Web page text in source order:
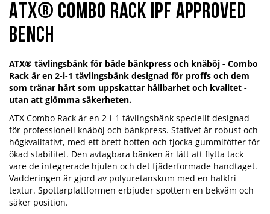
ATX® Combo Rack IPF Approved
Bench
ATX® tävlingsbänk för både bänkpress och knäböj - Combo
Rack är en 2-i-1 tävlingsbänk designad för proffs och dem
som tränar hårt som uppskattar hållbarhet och kvalitet -
utan att glömma säkerheten.
ATX Combo Rack är en 2-i-1 tävlingsbänk speciellt designad
för professionell knäböj och bänkpress. Stativet är robust och
högkvalitativt, med ett brett botten och tjocka gummifötter för
ökad stabilitet. Den avtagbara bänken är lätt att flytta tack
vare de integrerade hjulen och det fjäderformade handtaget.
Vadderingen är gjord av polyuretanskum med en halkfri
textur. Spottarplattformen erbjuder spottern en bekväm och
säker position.